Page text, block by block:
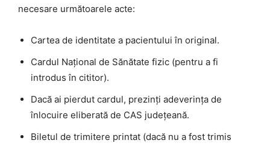
necesare următoarele acte:
Cartea de identitate a pacientului în original.
Cardul Național de Sănătate fizic (pentru a fi
introdus în cititor).
Dacă ai pierdut cardul, prezinți adeverința de
înlocuire eliberată de CAS județeană.
Biletul de trimitere printat (dacă nu a fost trimis